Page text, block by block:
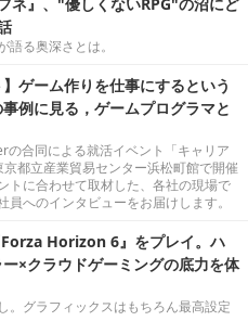
る奥深さとは。
】ゲーム作りを仕事にするという
例に見る，ゲームプログラマと
合同による就活イベント「キャリア
都立産業貿易センター浜松町館で開催
トに合わせて取材した、各社の現場で
員へのインタビューをお届けします。
Horizon 6』をプレイ。ハ
×クラウドゲーミングの底力を体
。グラフィックスはもちろん最高設定